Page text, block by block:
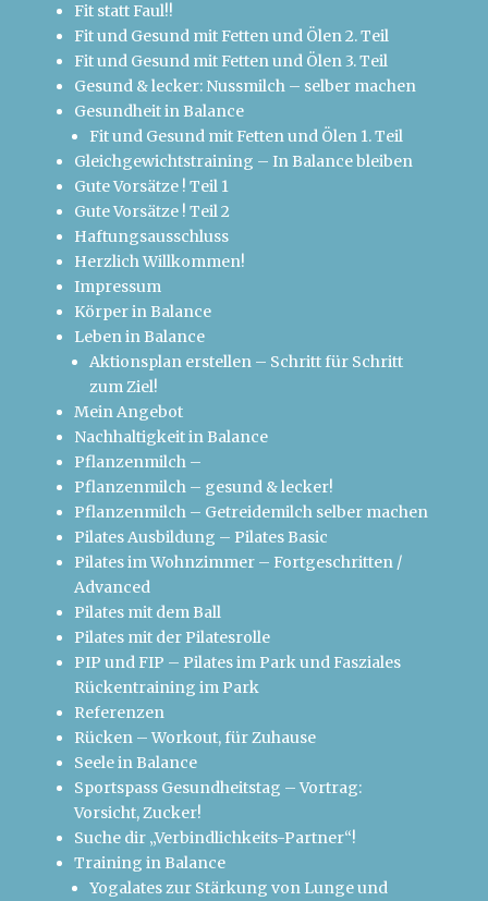
Fit statt Faul!!
Fit und Gesund mit Fetten und Ölen 2. Teil
Fit und Gesund mit Fetten und Ölen 3. Teil
Gesund & lecker: Nussmilch – selber machen
Gesundheit in Balance
Fit und Gesund mit Fetten und Ölen 1. Teil
Gleichgewichtstraining – In Balance bleiben
Gute Vorsätze ! Teil 1
Gute Vorsätze ! Teil 2
Haftungsausschluss
Herzlich Willkommen!
Impressum
Körper in Balance
Leben in Balance
Aktionsplan erstellen – Schritt für Schritt
zum Ziel!
Mein Angebot
Nachhaltigkeit in Balance
Pflanzenmilch –
Pflanzenmilch – gesund & lecker!
Pflanzenmilch – Getreidemilch selber machen
Pilates Ausbildung – Pilates Basic
Pilates im Wohnzimmer – Fortgeschritten /
Advanced
Pilates mit dem Ball
Pilates mit der Pilatesrolle
PIP und FIP – Pilates im Park und Fasziales
Rückentraining im Park
Referenzen
Rücken – Workout, für Zuhause
Seele in Balance
Sportspass Gesundheitstag – Vortrag:
Vorsicht, Zucker!
Suche dir „Verbindlichkeits-Partner“!
Training in Balance
Yogalates zur Stärkung von Lunge und